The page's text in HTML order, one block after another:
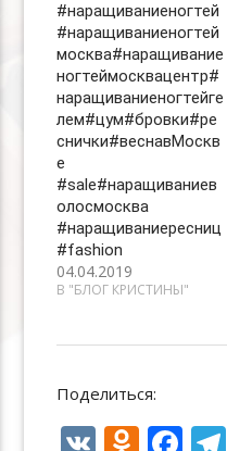
#наращиваниеногтей
#наращиваниеногтей
москва#наращивание
ногтеймосквацентр#
наращиваниеногтейге
лем#цум#бровки#ре
снички#веснавМоскв
е
#sale#наращиваниев
олосмосква
#наращиваниересниц
#fashion
04.04.2019
В "БЛОГ КРИСТИНЫ"
Поделиться: